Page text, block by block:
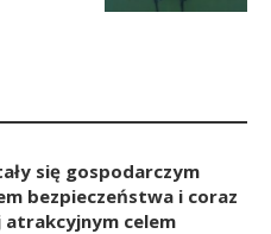
się gospodarczym
bezpieczeństwa i coraz
atrakcyjnym celem